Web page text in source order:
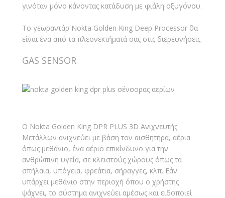
γινόταν μόνο κάνοντας κατάδυση με φιάλη οξυγόνου.
Το γεωραντάρ Nokta Golden King Deep Processor θα
είναι ένα από τα πλεονεκτήματά σας στις διερευνήσεις.
GAS SENSOR
Ο Nokta Golden King DPR PLUS 3D Ανιχνευτής
Μετάλλων ανιχνεύει με βάση τον αισθητήρα, αέρια
όπως μεθάνιο, ένα αέριο επικίνδυνο για την
ανθρώπινη υγεία, σε κλειστούς χώρους όπως τα
σπήλαια, υπόγεια, φρεάτια, σήραγγες, κλπ. Εάν
υπάρχει μεθάνιο στην περιοχή όπου ο χρήστης
ψάχνει, το σύστημα ανιχνεύει αμέσως και ειδοποιεί